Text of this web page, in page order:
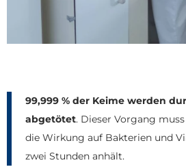
99,999 % der Keime werden
abgetötet. Dieser Vorgang
die Wirkung auf Bakterien und
zwei Stunden anhält.